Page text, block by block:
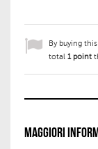
By buying
total 1point
MAGGIORI